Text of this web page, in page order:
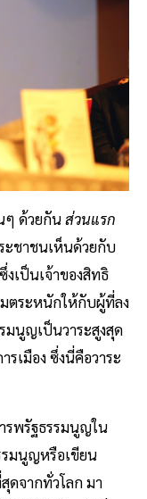
ๆ ด้วยกันส่วนแรก
ะชาชนเห็นด้วยกับ
เป็นเจ้าของสิทธิ
มตระหนักให้กับผู้ที่ลง
มนูญเป็นวาระสูงสุด
รเมือง ซึ่งนี่คือวาระ
รพรัฐธรรมนูญใน
รมนูญหรือเขียน
ดจากทั่วโลก มา